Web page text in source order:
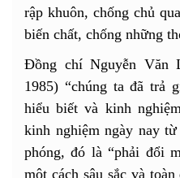
rập khuôn, chống chủ
biến chất, chống những
Đồng chí Nguyễn Văn
1985) “chúng ta đã trả
hiểu biết và kinh
kinh nghiệm ngày nay
phóng, đó là “phải đổi
một cách sâu sắc và